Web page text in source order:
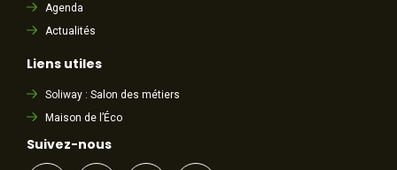
Agenda
Actualités
Liens utiles
Soliway : Salon des métiers
Maison de l’Éco
Suivez-nous